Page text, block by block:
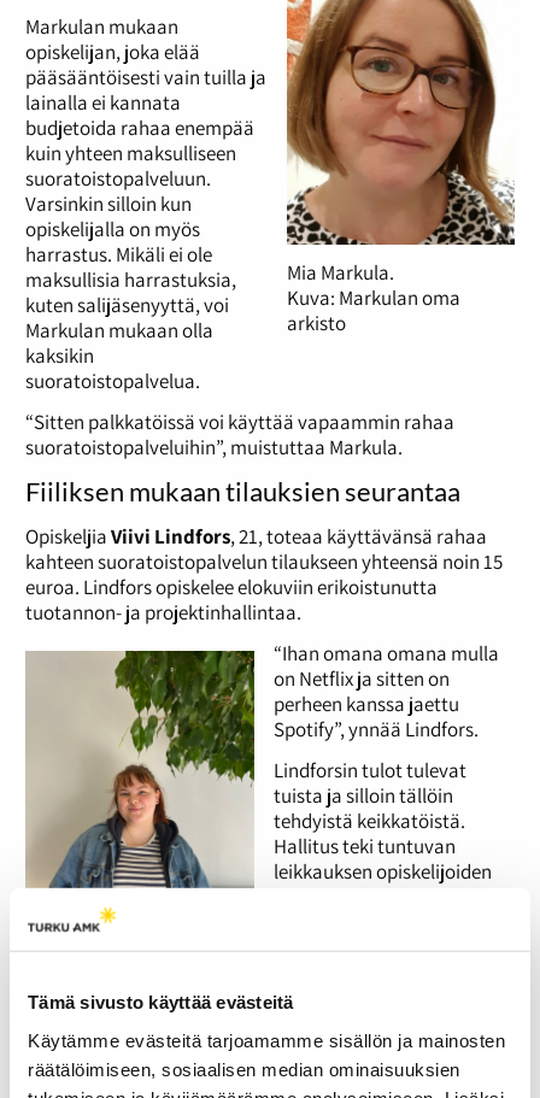
Tämä sivusto käyttää evästeitä
Käytämme evästeitä tarjoamamme sisällön ja mainosten
räätälöimiseen, sosiaalisen median ominaisuuksien
Mia Markula.
Kuva: Markulan oma
arkisto
Markulan mukaan
opiskelijan, joka elää
pääsääntöisesti vain tuilla ja
lainalla ei kannata
budjetoida rahaa enempää
kuin yhteen maksulliseen
suoratoistopalveluun.
Varsinkin silloin kun
opiskelijalla on myös
harrastus. Mikäli ei ole
maksullisia harrastuksia,
kuten salijäsenyyttä, voi
Markulan mukaan olla
kaksikin
suoratoistopalvelua.
“Sitten palkkatöissä voi käyttää vapaammin rahaa
suoratoistopalveluihin”, muistuttaa Markula.
Fiiliksen mukaan tilauksien seurantaa
OpiskeljiaViivi Lindfors, 21, toteaa käyttävänsä rahaa
kahteen suoratoistopalvelun tilaukseen yhteensä noin 15
euroa. Lindfors opiskelee elokuviin erikoistunutta
tuotannon- ja projektinhallintaa.
Kuva: Kerttu Tolvanen
“Ihan omana omana mulla
on Netflix ja sitten on
perheen kanssa jaettu
Spotify”, ynnää Lindfors.
Lindforsin tulot tulevat
tuista ja silloin tällöin
tehdyistä keikkatöistä.
Hallitus teki tuntuvan
leikkauksen opiskelijoiden
Lindforsilta vaikuttiko tämä
vastaa, että ei
minimoi tilauksiaan fiilispohjansa ja rahatilantensa
mukaan.